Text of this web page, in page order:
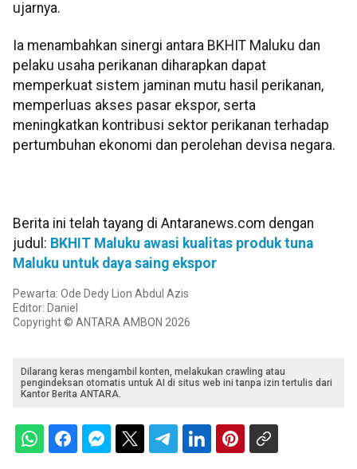
ujarnya.
Ia menambahkan sinergi antara BKHIT Maluku dan
pelaku usaha perikanan diharapkan dapat
memperkuat sistem jaminan mutu hasil perikanan,
memperluas akses pasar ekspor, serta
meningkatkan kontribusi sektor perikanan terhadap
pertumbuhan ekonomi dan perolehan devisa negara.
Berita ini telah tayang di Antaranews.com dengan
judul: BKHIT Maluku awasi kualitas produk tuna
Maluku untuk daya saing ekspor
Pewarta: Ode Dedy Lion Abdul Azis
Editor: Daniel
Copyright © ANTARA AMBON 2026
Dilarang keras mengambil konten, melakukan crawling atau
pengindeksan otomatis untuk AI di situs web ini tanpa izin tertulis dari
Kantor Berita ANTARA.